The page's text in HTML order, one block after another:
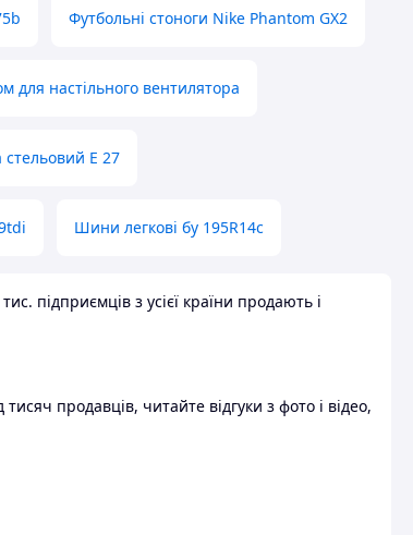
Футбольні стоноги Nike Phantom GX2
для настільного вентилятора
E 27
Шини легкові бу 195R14c
підприємців з усієї країни продають і
продавців, читайте відгуки з фото і відео,